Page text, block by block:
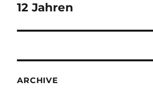
post:
12 Jahren
ARCHIVE